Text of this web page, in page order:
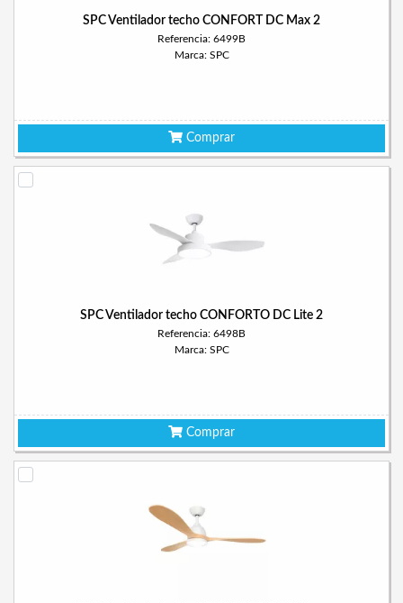
SPC Ventilador techo CONFORT DC Max 2
Referencia: 6499B
Marca: SPC
Comprar
SPC Ventilador techo CONFORTO DC Lite 2
Referencia: 6498B
Marca: SPC
Comprar